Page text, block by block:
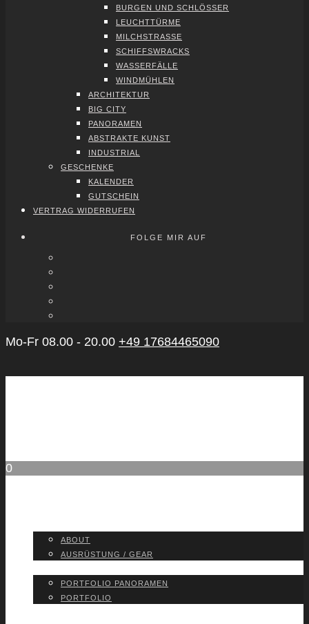
BUR­GEN UND SCHLÖS­SER
LEUCHT­TÜR­ME
MILCH­STRAS­SE
SCHIFFS­WRACKS
WAS­SER­FÄL­LE
WIND­MÜH­LEN
ARCHI­TEK­TUR
BIG CITY
PAN­ORA­MEN
ABS­TRAK­TE KUNST
INDUS­TRI­AL
GESCHEN­KE
KALEN­DER
GUT­SCHEIN
VER­TRAG WIDER­RU­FEN
FOLGE MIR AUF
Mo-Fr 08.00 - 20.00 +49 17684465090
0
ABOUT
AUS­RÜS­TUNG / GEAR
PORT­FO­LIO PAN­ORA­MEN
PORT­FO­LIO